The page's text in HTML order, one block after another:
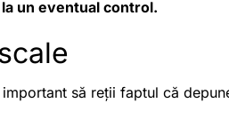
un eventual control.
să reții faptul că